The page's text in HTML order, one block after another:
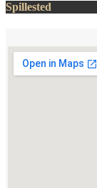
Spillested